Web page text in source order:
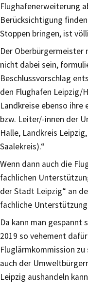
Flughafenerweiterung
Berücksichtigung
Stoppen bringen, ist
Der Oberbürgermeister
nicht dabei sein,
Beschlussvorschlag
den Flughafen Leipzig/
Landkreise ebenso ihre
bzw. Leiter/-innen der
Halle, Landkreis
Saalekreis).“
Wenn dann auch die
fachlichen
der Stadt Leipzig“ an
fachliche
Da kann man gespannt
2019 so vehement
Fluglärmkommission zu
auch der
Leipzig aushandeln